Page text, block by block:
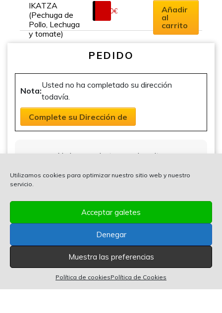
Utilizamos cookies para optimizar nuestro sitio web y nuestro
servicio.
Acceptar galetes
Denegar
Muestra las preferencias
Política de cookiesPolítica de Cookies
0 0 artículos en el carrito
IKATZA
(Pechuga de
Pollo, Lechuga
y tomate)
7.00€
Añadir
al
carrito
PEDIDO
Nota:
Usted no ha completado su dirección
todavía.
Complete su Dirección de
No hay productos en el carrito.